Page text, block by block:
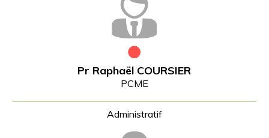
Pr Raphaël COURSIER
PCME